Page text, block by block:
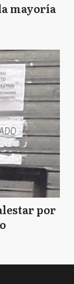
mayoría
por